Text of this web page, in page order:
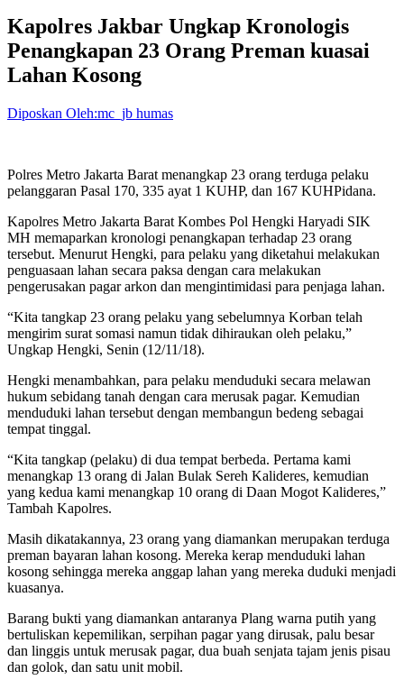
Kapolres Jakbar Ungkap Kronologis
Penangkapan 23 Orang Preman kuasai
Lahan Kosong
Diposkan Oleh:mc_jb humas
Polres Metro Jakarta Barat menangkap 23 orang terduga pelaku
pelanggaran Pasal 170, 335 ayat 1 KUHP, dan 167 KUHPidana.
Kapolres Metro Jakarta Barat Kombes Pol Hengki Haryadi SIK
MH memaparkan kronologi penangkapan terhadap 23 orang
tersebut. Menurut Hengki, para pelaku yang diketahui melakukan
penguasaan lahan secara paksa dengan cara melakukan
pengerusakan pagar arkon dan mengintimidasi para penjaga lahan.
“Kita tangkap 23 orang pelaku yang sebelumnya Korban telah
mengirim surat somasi namun tidak dihiraukan oleh pelaku,”
Ungkap Hengki, Senin (12/11/18).
Hengki menambahkan, para pelaku menduduki secara melawan
hukum sebidang tanah dengan cara merusak pagar. Kemudian
menduduki lahan tersebut dengan membangun bedeng sebagai
tempat tinggal.
“Kita tangkap (pelaku) di dua tempat berbeda. Pertama kami
menangkap 13 orang di Jalan Bulak Sereh Kalideres, kemudian
yang kedua kami menangkap 10 orang di Daan Mogot Kalideres,”
Tambah Kapolres.
Masih dikatakannya, 23 orang yang diamankan merupakan terduga
preman bayaran lahan kosong. Mereka kerap menduduki lahan
kosong sehingga mereka anggap lahan yang mereka duduki menjadi
kuasanya.
Barang bukti yang diamankan antaranya Plang warna putih yang
bertuliskan kepemilikan, serpihan pagar yang dirusak, palu besar
dan linggis untuk merusak pagar, dua buah senjata tajam jenis pisau
dan golok, dan satu unit mobil.